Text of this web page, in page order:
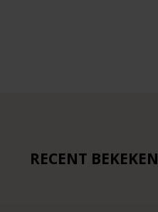
RECENT BEKEKEN